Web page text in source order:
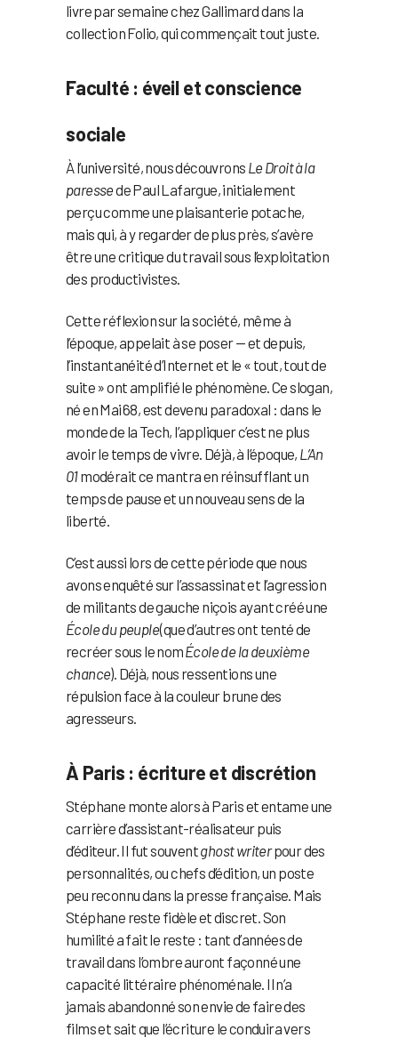
livre par semaine chez Gallimard dans la
collection Folio, qui commençait tout juste.
Faculté : éveil et conscience
sociale
À l’université, nous découvrons Le Droit à la
paressede Paul Lafargue, initialement
perçu comme une plaisanterie potache,
mais qui, à y regarder de plus près, s’avère
être une critique du travail sous l’exploitation
des productivistes.
Cette réflexion sur la société, même à
l’époque, appelait à se poser — et depuis,
l’instantanéité d’Internet et le « tout, tout de
suite » ont amplifié le phénomène. Ce slogan,
né en Mai 68, est devenu paradoxal : dans le
monde de la Tech, l’appliquer c’est ne plus
avoir le temps de vivre. Déjà, à l’époque, L’An
01modérait ce mantra en réinsufflant un
temps de pause et un nouveau sens de la
liberté.
C’est aussi lors de cette période que nous
avons enquêté sur l’assassinat et l’agression
de militants de gauche niçois ayant créé une
École du peuple(que d’autres ont tenté de
recréer sous le nomÉcole de la deuxième
chance). Déjà, nous ressentions une
répulsion face à la couleur brune des
agresseurs.
À Paris : écriture et discrétion
Stéphane monte alors à Paris et entame une
carrière d’assistant-réalisateur puis
d’éditeur. Il fut souventghost writerpour des
personnalités, ou chefs d’édition, un poste
peu reconnu dans la presse française. Mais
Stéphane reste fidèle et discret. Son
humilité a fait le reste : tant d’années de
travail dans l’ombre auront façonné une
capacité littéraire phénoménale. Il n’a
jamais abandonné son envie de faire des
films et sait que l’écriture le conduira vers